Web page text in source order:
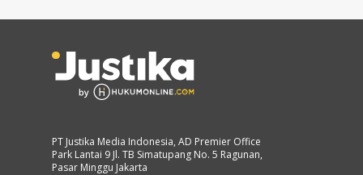
PT Justika Media Indonesia, AD Premier Office
Park Lantai 9 Jl. TB Simatupang No. 5 Ragunan,
Pasar Minggu Jakarta